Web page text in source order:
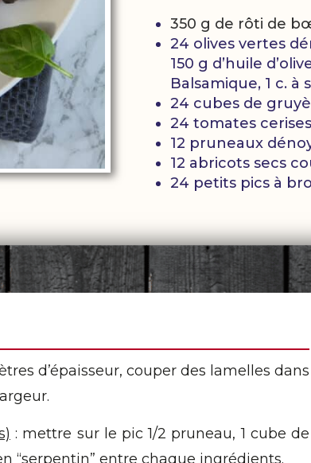
350 g de rôti de
24 olives vertes
150 g d’huile
Balsamique, 1 c.
24 cubes de
24 tomates cerises
12 pruneaux
12 abricots secs
24 petits pics à
d’épaisseur, couper des lamelles dans
: mettre sur le pic 1/2 pruneau, 1 cube de
“serpentin” entre chaque ingrédients.